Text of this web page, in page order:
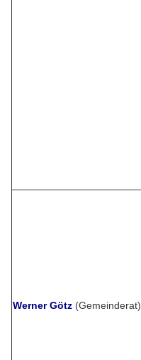
Werner Götz (Gemeinderat)